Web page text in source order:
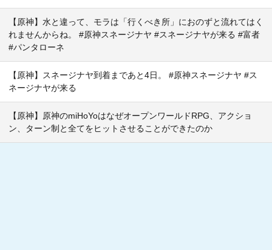
【原神】水と違って、モラは「行くべき所」におのずと流れてはく
れませんからね。 #原神スネージナヤ #スネージナヤが来る #富者
#パンタローネ
【原神】スネージナヤ到着まであと4日。 #原神スネージナヤ #ス
ネージナヤが来る
【原神】原神のmiHoYoはなぜオープンワールドRPG、アクショ
ン、ターン制と全てをヒットさせることができたのか